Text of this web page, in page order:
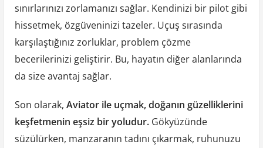
sınırlarınızı zorlamanızı sağlar. Kendinizi bir pilot gibi
hissetmek, özgüveninizi tazeler. Uçuş sırasında
karşılaştığınız zorluklar, problem çözme
becerilerinizi geliştirir. Bu, hayatın diğer alanlarında
da size avantaj sağlar.
Son olarak, Aviator ile uçmak, doğanın güzelliklerini
keşfetmenin eşsiz bir yoludur.Gökyüzünde
süzülürken, manzaranın tadını çıkarmak, ruhunuzu